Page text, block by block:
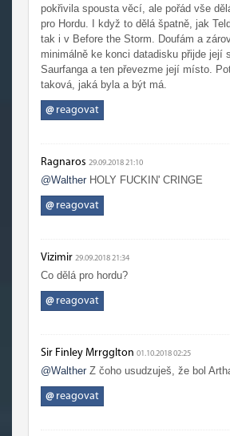
pokřivila spousta věcí, ale pořád vše
pro Hordu. I když to dělá špatně, jak
tak i v Before the Storm. Doufám a
minimálně ke konci datadisku přijde její
Saurfanga a ten převezme její místo.
taková, jaká byla a být má.
@reagovat
Ragnaros 29.09.2018 21:10
@Walther HOLY FUCKIN' CRINGE
@reagovat
Vizimir 29.09.2018 21:34
Co dělá pro hordu?
@reagovat
Sir Finley Mrrgglton 01.10.2018 02:25
@Walther Z čoho usudzuješ, že bol
@reagovat